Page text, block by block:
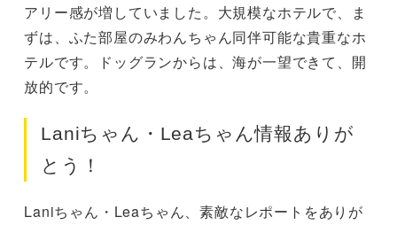
アリー感が増していました。大規模なホテルで、ま
ずは、ふた部屋のみわんちゃん同伴可能な貴重なホ
テルです。ドッグランからは、海が一望できて、開
放的です。
Laniちゃん・Leaちゃん情報ありが
とう！
Laniちゃん・Leaちゃん、素敵なレポートをありが